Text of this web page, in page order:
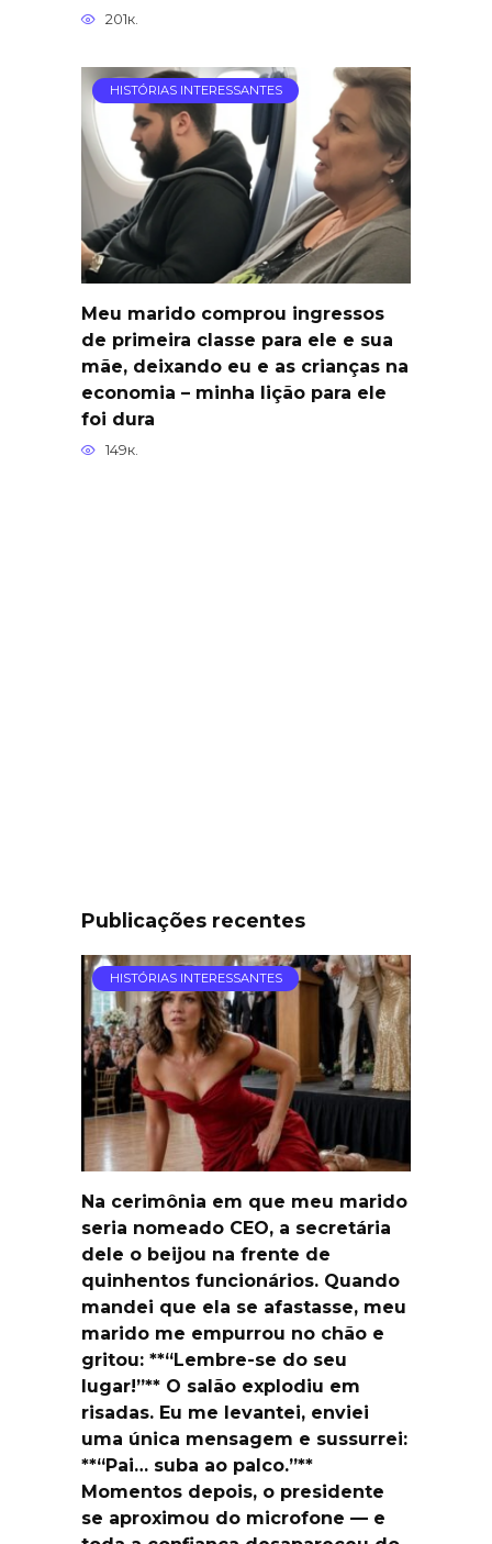
201к.
HISTÓRIAS INTERESSANTES
Meu marido comprou ingressos
de primeira classe para ele e sua
mãe, deixando eu e as crianças na
economia – minha lição para ele
foi dura
149к.
Publicações recentes
HISTÓRIAS INTERESSANTES
Na cerimônia em que meu marido
seria nomeado CEO, a secretária
dele o beijou na frente de
quinhentos funcionários. Quando
mandei que ela se afastasse, meu
marido me empurrou no chão e
gritou: **“Lembre-se do seu
lugar!”** O salão explodiu em
risadas. Eu me levantei, enviei
uma única mensagem e sussurrei:
**“Pai… suba ao palco.”**
Momentos depois, o presidente
se aproximou do microfone — e